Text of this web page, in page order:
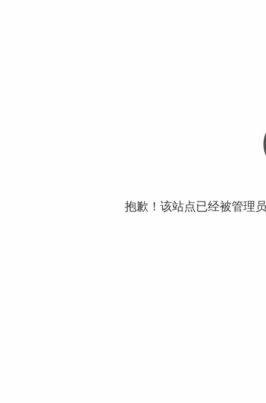
抱歉！该站点已经被管理